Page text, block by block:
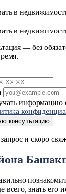
в
в
— без
консультацию
и скоро
всего, знать его